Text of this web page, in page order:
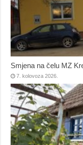
Smjena na čelu MZ
7. kolovoza 2026.